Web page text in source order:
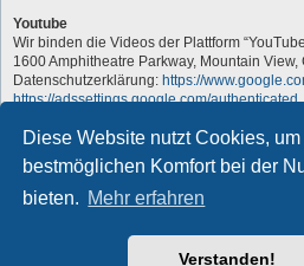
Diese Website nutzt Cookies,
bestmöglichen Komfort bei der
bieten. Mehr erfahren
Verstanden!
Youtube
Wir binden die Videos der Plattform
1600 Amphitheatre Parkway, Mountain View,
Datenschutzerklärung: https://
https://adssettings.google.com/authenticated.
„Vom Administrator angepasst“
Quelle: Erstellt mit Datenschutz-
Foren-Übersicht
Powered byphpBB® Forum